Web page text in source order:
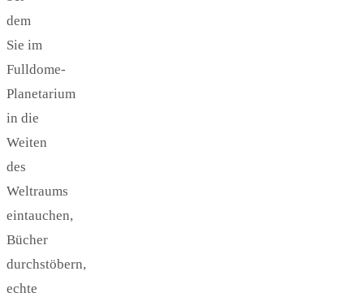
dem
Sie im
Fulldome-
Planetarium
in die
Weiten
des
Weltraums
eintauchen,
Bücher
durchstöbern,
echte